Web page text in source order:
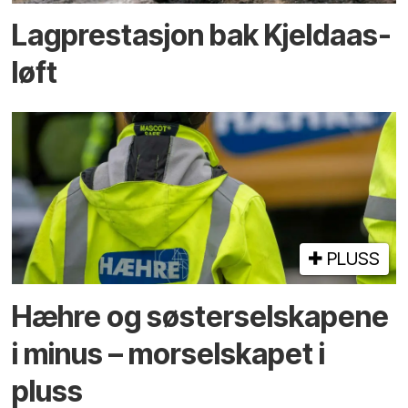
Lagprestasjon bak Kjeldaas-
løft
PLUSS
Hæhre og søster­selskapene
i minus – mor­selskapet i
pluss